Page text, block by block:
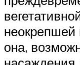
неокрепшей
она,